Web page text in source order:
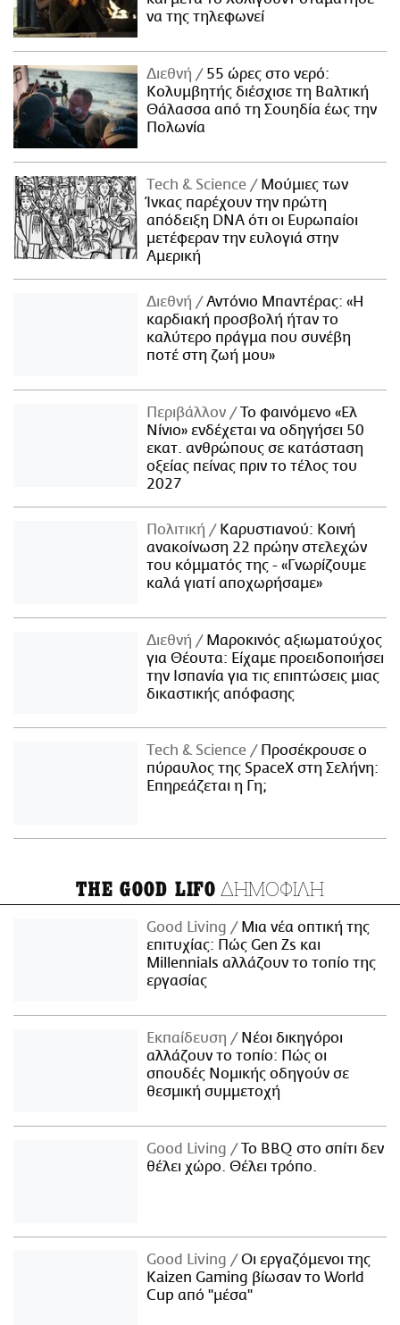
να της τηλεφωνεί
Διεθνή
55 ώρες στο νερό:
Κολυμβητής διέσχισε τη Βαλτική
Θάλασσα από τη Σουηδία έως την
Πολωνία
Τech & Science
Μούμιες των
Ίνκας παρέχουν την πρώτη
απόδειξη DNA ότι οι Ευρωπαίοι
μετέφεραν την ευλογιά στην
Αμερική
Διεθνή
Αντόνιο Μπαντέρας: «Η
καρδιακή προσβολή ήταν το
καλύτερο πράγμα που συνέβη
ποτέ στη ζωή μου»
Περιβάλλον
Το φαινόμενο «Ελ
Νίνιο» ενδέχεται να οδηγήσει 50
εκατ. ανθρώπους σε κατάσταση
οξείας πείνας πριν το τέλος του
2027
Πολιτική
Καρυστιανού: Κοινή
ανακοίνωση 22 πρώην στελεχών
του κόμματός της - «Γνωρίζουμε
καλά γιατί αποχωρήσαμε»
Διεθνή
Μαροκινός αξιωματούχος
για Θέουτα: Είχαμε προειδοποιήσει
την Ισπανία για τις επιπτώσεις μιας
δικαστικής απόφασης
Τech & Science
Προσέκρουσε ο
πύραυλος της SpaceX στη Σελήνη:
Επηρεάζεται η Γη;
THE GOOD LIFO ΔΗΜΟΦΙΛΗ
Good Living
Μια νέα οπτική της
επιτυχίας: Πώς Gen Zs και
Millennials αλλάζουν το τοπίο της
εργασίας
Εκπαίδευση
Νέοι δικηγόροι
αλλάζουν το τοπίο: Πώς οι
σπουδές Νομικής οδηγούν σε
θεσμική συμμετοχή
Good Living
Το BBQ στο σπίτι δεν
θέλει χώρο. Θέλει τρόπο.
Good Living
Οι εργαζόμενοι της
Kaizen Gaming βίωσαν το World
Cup από "μέσα"